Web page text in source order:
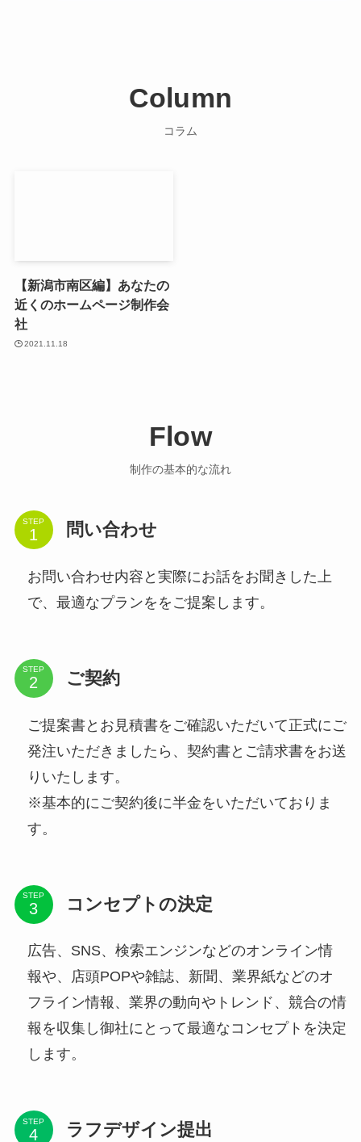
Column
コラム
【新潟市南区編】あなたの
近くのホームページ制作会
社
2021.11.18
Flow
制作の基本的な流れ
STEP 問い合わせ
お問い合わせ内容と実際にお話をお聞きした上
で、最適なプランををご提案します。
STEP ご契約
ご提案書とお見積書をご確認いただいて正式にご
発注いただきましたら、契約書とご請求書をお送
りいたします。
※基本的にご契約後に半金をいただいておりま
す。
STEP コンセプトの決定
広告、SNS、検索エンジンなどのオンライン情
報や、店頭POPや雑誌、新聞、業界紙などのオ
フライン情報、業界の動向やトレンド、競合の情
報を収集し御社にとって最適なコンセプトを決定
します。
STEP ラフデザイン提出